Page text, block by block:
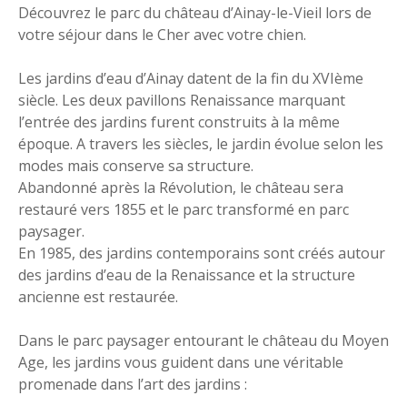
Découvrez le parc du château d’Ainay-le-Vieil lors de
votre séjour dans le Cher avec votre chien.
Les jardins d’eau d’Ainay datent de la fin du XVIème
siècle. Les deux pavillons Renaissance marquant
l’entrée des jardins furent construits à la même
époque. A travers les siècles, le jardin évolue selon les
modes mais conserve sa structure.
Abandonné après la Révolution, le château sera
restauré vers 1855 et le parc transformé en parc
paysager.
En 1985, des jardins contemporains sont créés autour
des jardins d’eau de la Renaissance et la structure
ancienne est restaurée.
Dans le parc paysager entourant le château du Moyen
Age, les jardins vous guident dans une véritable
promenade dans l’art des jardins :